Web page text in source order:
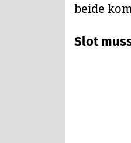
beide
Slot